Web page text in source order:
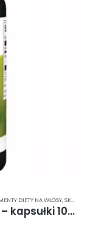
DIETY NA WŁOSY, SKÓRĘ I PAZNOKCIE
Swanson Saw Palmetto 540 mg – kapsułki 100 szt.